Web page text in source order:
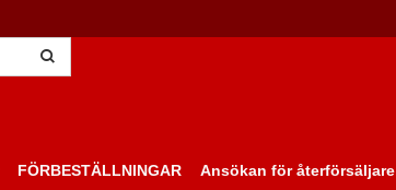
FÖRBESTÄLLNINGAR Ansökan för återförsäljare